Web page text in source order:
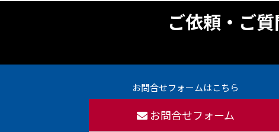
ご依頼・ご
お問合せフォームはこちら
お問合せフォーム